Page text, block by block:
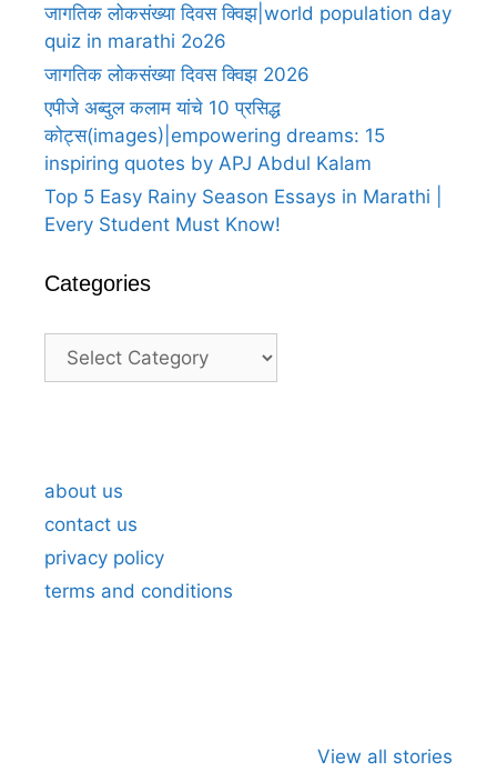
जागतिक लोकसंख्या दिवस क्विझ|world population day
quiz in marathi 2o26
जागतिक लोकसंख्या दिवस क्विझ 2026
एपीजे अब्दुल कलाम यांचे 10 प्रसिद्ध
कोट्स(images)|empowering dreams: 15
inspiring quotes by APJ Abdul Kalam
Top 5 Easy Rainy Season Essays in Marathi |
Every Student Must Know!
Categories
Categories
about us
contact us
privacy policy
terms and conditions
View all stories
युगाची सुरुवात
दिन